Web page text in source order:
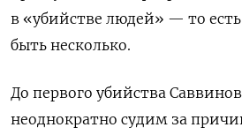
в «убийстве людей» — то
быть несколько.
До первого убийства
неоднократно судим за